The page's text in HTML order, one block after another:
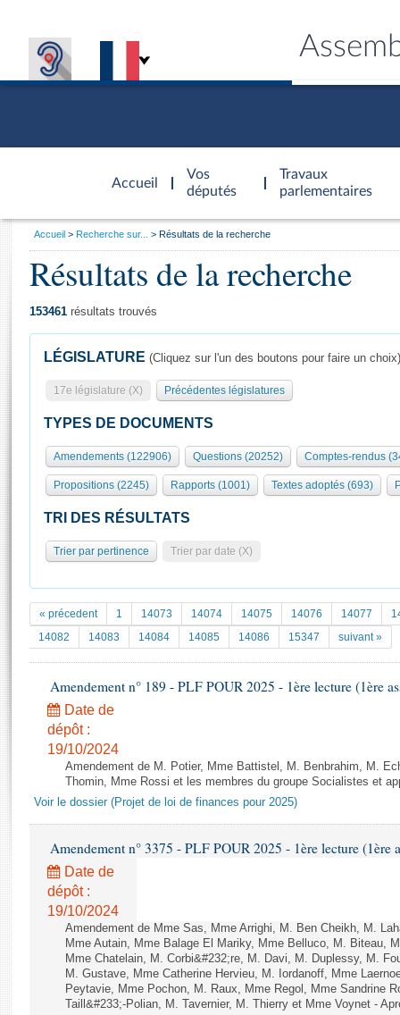
Accueil
d'accueil
Vos
députés
Travaux
parlementaires
Présidence
577 députés
Groupes politiques
Séance publique
Commissions et autres organes
Europe et International
Pétitions
Documents parlementaires
Projets de loi
Propositions de loi
Amendements
Textes adoptés
Rapports d'information
Rapports d'enquête
Rapports législatifs
Rapports sur l'application des lois
Baromètre de l’application des lois
Dossiers législatifs
Budget et sécurité sociale
Questions écrites et orales
Comptes rendus des débats
Général
Rôle et pouvoirs de l'Assemblée
Organisation de l'Assemblée
Présidence Conférence des Présidents Bureau Collège des
Statistiques et chiffres clés
Documents de référence
( Constitution | Règlement de l'Assemblée ... )
Histoire
Juniors
Anciennes législatures
Liens vers les sites publics
Visiter l'Assemblée
Visite virtuelle du palais Bourbon
Assister à une séance
La Bibliothèque
Les archives
Photos libres de droit
Vous
Accueil Recherche sur... Résultats de la recherche
Résultats de la recherche
153461 résultats trouvés
LÉGISLATURE (Cliquez sur l'un des boutons pour faire un choix)
17e législature (X) Précédentes législatures
TYPES DE DOCUMENTS
Amendements (122906) Questions (20252) Comptes-rendus
Propositions (2245) Rapports (1001) Textes adoptés (693)
TRI DES RÉSULTATS
Trier par pertinence Trier par date (X)
« précedent 1 14073 14074 14075 14076 14077
14082
14083 14084 14085 14086 15347 suivant »
Amendement n° 189 - PLF POUR 2025 - 1ère lecture (1ère
Date de
dépôt :
19/10/2024
Amendement de M. Potier, Mme Battistel, M. Benbrahim, M.
Thomin, Mme Rossi et les membres du groupe Socialistes et
Voir le dossier (Projet de loi de finances pour 2025)
Amendement n° 3375 - PLF POUR 2025 - 1ère lecture (1ère
Date de
dépôt :
19/10/2024
Amendement de Mme Sas, Mme Arrighi, M. Ben Cheikh, M.
Mme Autain, Mme Balage El Mariky, Mme Belluco, M. Biteau,
Mme Chatelain, M. Corbi&#232;re, M. Davi, M. Duplessy, M.
M. Gustave, Mme Catherine Hervieu, M. Iordanoff, Mme
Peytavie, Mme Pochon, M. Raux, Mme Regol, Mme Sandrine
Taill&#233;-Polian, M. Tavernier, M. Thierry et Mme Voynet -